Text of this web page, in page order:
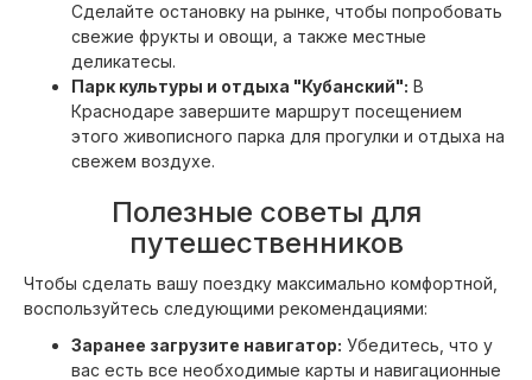
Сделайте остановку на рынке, чтобы попробовать
свежие фрукты и овощи, а также местные
деликатесы.
Парк культуры и отдыха "Кубанский": В
Краснодаре завершите маршрут посещением
этого живописного парка для прогулки и отдыха на
свежем воздухе.
Полезные советы для
путешественников
Чтобы сделать вашу поездку максимально комфортной,
воспользуйтесь следующими рекомендациями:
Заранее загрузите навигатор: Убедитесь, что у
вас есть все необходимые карты и навигационные